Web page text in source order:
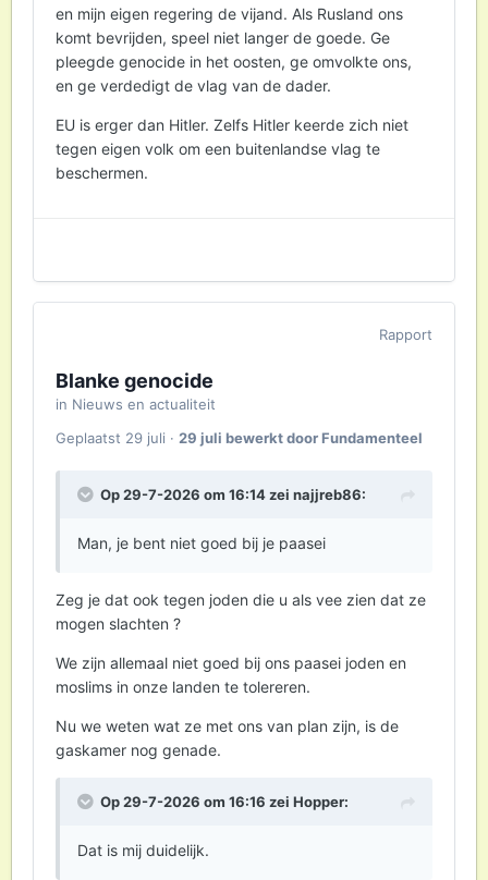
en mijn eigen regering de vijand. Als Rusland ons
komt bevrijden, speel niet langer de goede. Ge
pleegde genocide in het oosten, ge omvolkte ons,
en ge verdedigt de vlag van de dader.
EU is erger dan Hitler. Zelfs Hitler keerde zich niet
tegen eigen volk om een buitenlandse vlag te
beschermen.
Rapport
Blanke genocide
in Nieuws en actualiteit
Geplaatst 29 juli · 29 juli bewerkt door Fundamenteel
Op 29-7-2026 om 16:14 zei najjreb86:
Man, je bent niet goed bij je paasei
Zeg je dat ook tegen joden die u als vee zien dat ze
mogen slachten ?
We zijn allemaal niet goed bij ons paasei joden en
moslims in onze landen te tolereren.
Nu we weten wat ze met ons van plan zijn, is de
gaskamer nog genade.
Op 29-7-2026 om 16:16 zei Hopper:
Dat is mij duidelijk.